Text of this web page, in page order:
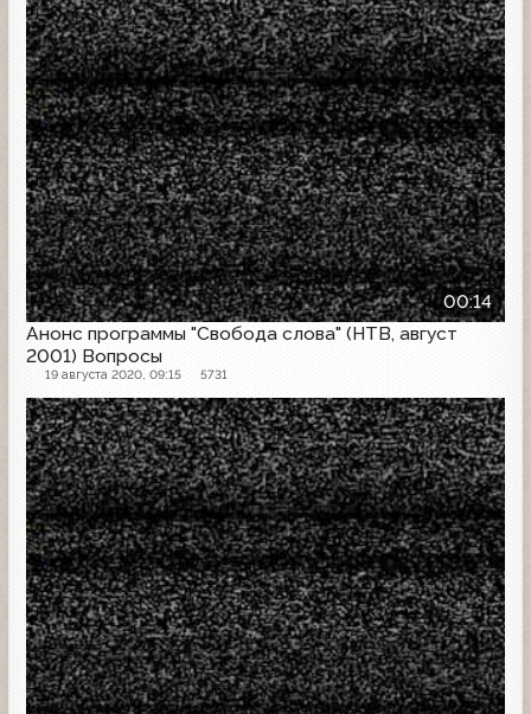
00:14
Анонс программы "Свобода слова" (НТВ, август
2001) Вопросы
19 августа 2020, 09:15 5731
Анонс